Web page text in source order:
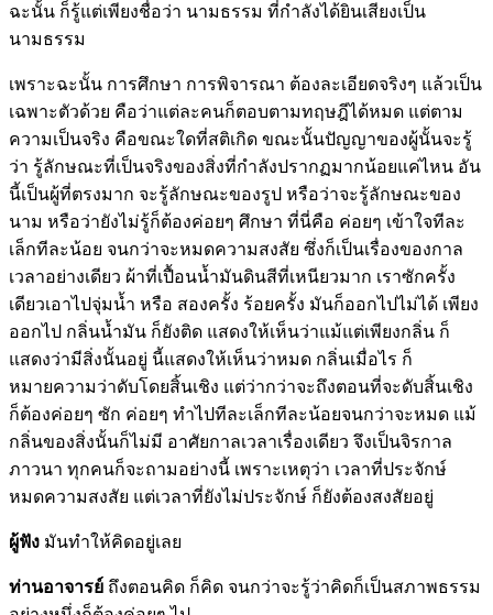
ฉะนั้น ก็รู้แต่เพียงชื่อว่า นามธรรม ที่กำลังได้ยินเสียงเป็น
นามธรรม
เพราะฉะนั้น การศึกษา การพิจารณา ต้องละเอียดจริงๆ แล้วเป็น
เฉพาะตัวด้วย คือว่าแต่ละคนก็ตอบตามทฤษฎีได้หมด แต่ตาม
ความเป็นจริง คือขณะใดที่สติเกิด ขณะนั้นปัญญาของผู้นั้นจะรู้
ว่า รู้ลักษณะที่เป็นจริงของสิ่งที่กำลังปรากฏมากน้อยแค่ไหน อัน
นี้เป็นผู้ที่ตรงมาก จะรู้ลักษณะของรูป หรือว่าจะรู้ลักษณะของ
นาม หรือว่ายังไม่รู้ก็ต้องค่อยๆ ศึกษา ที่นี่คือ ค่อยๆ เข้าใจทีละ
เล็กทีละน้อย จนกว่าจะหมดความสงสัย ซึ่งก็เป็นเรื่องของกาล
เวลาอย่างเดียว ผ้าที่เปื้อนน้ำมันดินสีที่เหนียวมาก เราซักครั้ง
เดียวเอาไปจุ่มน้ำ หรือ สองครั้ง ร้อยครั้ง มันก็ออกไปไม่ได้ เพียง
ออกไป กลิ่นน้ำมัน ก็ยังติด แสดงให้เห็นว่าแม้แต่เพียงกลิ่น ก็
แสดงว่ามีสิ่งนั้นอยู่ นี้แสดงให้เห็นว่าหมด กลิ่นเมื่อไร ก็
หมายความว่าดับโดยสิ้นเชิง แต่ว่ากว่าจะถึงตอนที่จะดับสิ้นเชิง
ก็ต้องค่อยๆ ซัก ค่อยๆ ทำไปทีละเล็กทีละน้อยจนกว่าจะหมด แม้
กลิ่นของสิ่งนั้นก็ไม่มี อาศัยกาลเวลาเรื่องเดียว จึงเป็นจิรกาล
ภาวนา ทุกคนก็จะถามอย่างนี้ เพราะเหตุว่า เวลาที่ประจักษ์
หมดความสงสัย แต่เวลาที่ยังไม่ประจักษ์ ก็ยังต้องสงสัยอยู่
ผู้ฟัง มันทำให้คิดอยู่เลย
ท่านอาจารย์ ถึงตอนคิด ก็คิด จนกว่าจะรู้ว่าคิดก็เป็นสภาพธรรม